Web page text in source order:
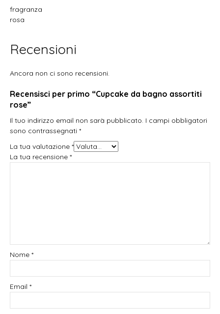
fragranza
rosa
Recensioni
Ancora non ci sono recensioni.
Recensisci per primo “Cupcake da bagno assortiti
rose”
Il tuo indirizzo email non sarà pubblicato. I campi obbligatori
sono contrassegnati *
La tua valutazione *
La tua recensione *
Nome *
Email *